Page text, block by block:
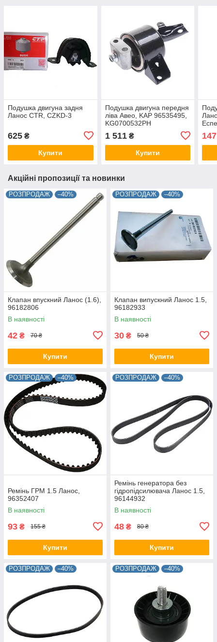
Подушка двигуна задня
Ланос CTR, CZKD-3
625 ₴
Купити
Подушка двигуна передня
ліва Авео, KAP 96535495,
KG0700532PH
1 511₴
Купити
147
Акційні пропозиції та новинки
РОЗПРОДАЖ –40%
Клапан впускний Ланос (1.6),
96182806
В наявності
42 ₴ 70 ₴
Купити
РОЗПРОДАЖ –40%
Клапан випускний Ланос 1.5,
96182933
В наявності
30 ₴ 50 ₴
Купити
РОЗПРОДАЖ –40%
Ремінь ГРМ 1.5 Ланос,
96352407
В наявності
93 ₴ 155 ₴
Купити
РОЗПРОДАЖ –40%
Ремінь генератора без
гідропідсилювача Ланос 1.5,
96144932
В наявності
48 ₴ 80 ₴
Купити
РОЗПРОДАЖ –40% РОЗПРОДАЖ –40%